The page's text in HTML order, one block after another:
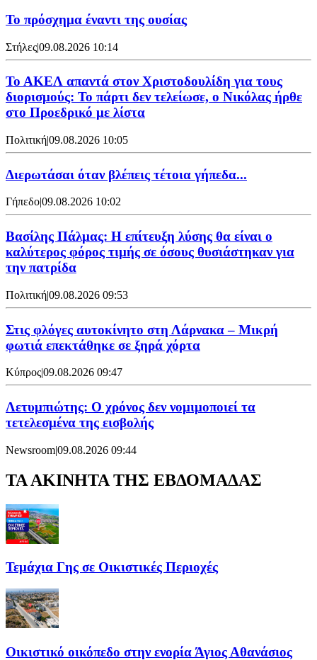
Το πρόσχημα έναντι της ουσίας
Στήλες|09.08.2026 10:14
Το ΑΚΕΛ απαντά στον Χριστοδουλίδη για τους
διορισμούς: Το πάρτι δεν τελείωσε, ο Νικόλας ήρθε
στο Προεδρικό με λίστα
Πολιτική|09.08.2026 10:05
Διερωτάσαι όταν βλέπεις τέτοια γήπεδα...
Γήπεδο|09.08.2026 10:02
Βασίλης Πάλμας: Η επίτευξη λύσης θα είναι ο
καλύτερος φόρος τιμής σε όσους θυσιάστηκαν για
την πατρίδα
Πολιτική|09.08.2026 09:53
Στις φλόγες αυτοκίνητο στη Λάρνακα – Μικρή
φωτιά επεκτάθηκε σε ξηρά χόρτα
Κύπρος|09.08.2026 09:47
Λετυμπιώτης: Ο χρόνος δεν νομιμοποιεί τα
τετελεσμένα της εισβολής
Newsroom|09.08.2026 09:44
ΤΑ ΑΚΙΝΗΤΑ ΤΗΣ ΕΒΔΟΜΑΔΑΣ
Τεμάχια Γης σε Οικιστικές Περιοχές
Οικιστικό οικόπεδο στην ενορία Άγιος Αθανάσιος